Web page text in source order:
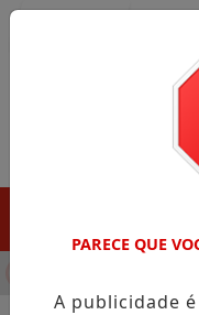
DESTAQUE EM
PARECE QUE
A publicidade